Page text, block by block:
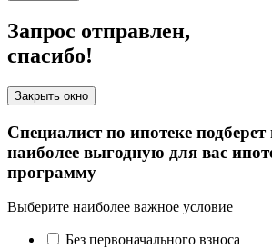
Запрос отправлен,
спасибо!
Закрыть окно
Специалист по ипотеке подберет
наиболее выгодную для вас
программу
Выберите наиболее важное условие
Без первоначального взноса